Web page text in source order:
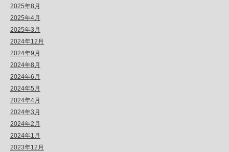
2025年8月
2025年4月
2025年3月
2024年12月
2024年9月
2024年8月
2024年6月
2024年5月
2024年4月
2024年3月
2024年2月
2024年1月
2023年12月